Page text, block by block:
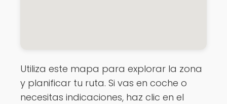
Utiliza este mapa para explorar la zona
y planificar tu ruta. Si vas en coche o
necesitas indicaciones, haz clic en el